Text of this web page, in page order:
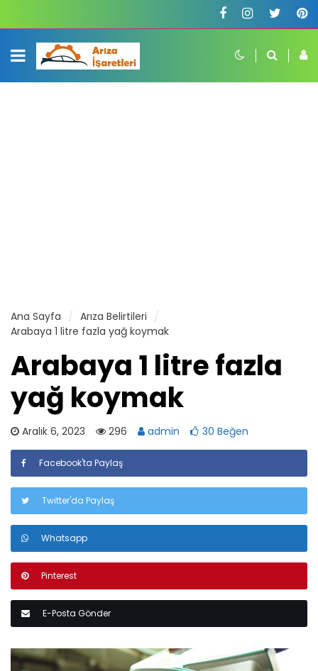
Ana Sayfa
Arıza Belirtileri
Arabaya 1 litre fazla yağ koymak
Arabaya 1 litre fazla
yağ koymak
Aralık 6, 2023 296 admin 30 Beğen
Facebook'ta Paylaş
Twitter'da Paylaş
Whatsapp
Pinterest
E-Posta Gönder